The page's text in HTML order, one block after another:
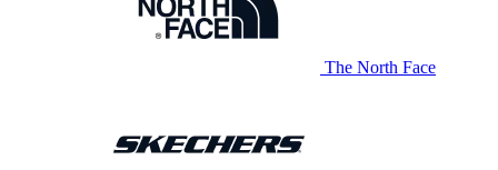
The North Face